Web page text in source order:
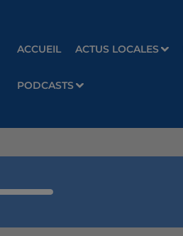
ACCUEIL ACTUS LOCALES
PODCASTS